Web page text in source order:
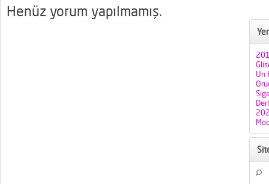
Henüz yorum yapılmamış.
Un